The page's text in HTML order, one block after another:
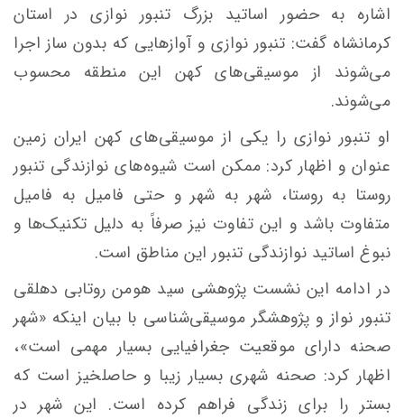
اشاره به حضور اساتید بزرگ تنبور نوازی در استان
کرمانشاه گفت: تنبور نوازی و آوازهایی که بدون ساز اجرا
می‌شوند از موسیقی‌های کهن این منطقه محسوب
می‌شوند.
او تنبور نوازی را یکی از موسیقی‌های کهن ایران زمین
عنوان و اظهار کرد: ممکن است شیوه‌های نوازندگی تنبور
روستا به روستا، شهر به شهر و حتی فامیل به فامیل
متفاوت باشد و این تفاوت نیز صرفاً به دلیل تکنیک‌ها و
نبوغ اساتید نوازندگی تنبور این مناطق است.
در ادامه این نشست پژوهشی سید هومن روتابی دهلقی
تنبور نواز و پژوهشگر موسیقی‌شناسی با بیان اینکه «شهر
صحنه دارای موقعیت جغرافیایی بسیار مهمی است»،
اظهار کرد: صحنه شهری بسیار زیبا و حاصلخیز است که
بستر را برای زندگی فراهم کرده است. این شهر در